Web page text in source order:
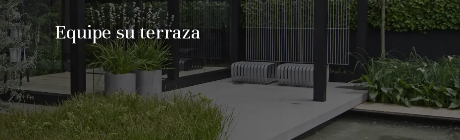
Equipe su terraza